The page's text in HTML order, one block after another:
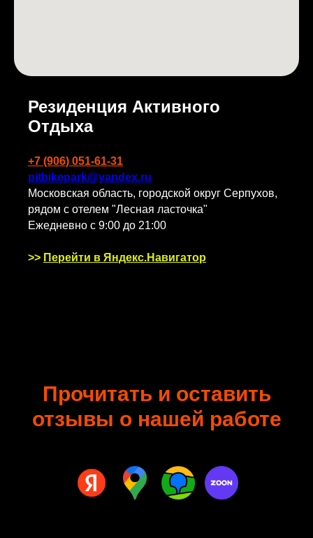
Резиденция Активного
Отдыха
+7 (906) 051-61-31
pitbikepark@yandex.ru
Московская область, городской округ Серпухов,
рядом с отелем "Лесная ласточка"
Ежедневно с 9:00 до 21:00
>> Перейти в Яндекс.Навигатор
Прочитать и оставить
отзывы о нашей работе